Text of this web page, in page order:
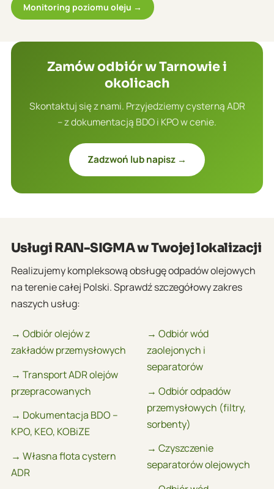
Monitoring poziomu oleju →
Zamów odbiór w Tarnowie i
okolicach
Skontaktuj się z nami. Przyjedziemy cysterną ADR
– z dokumentacją BDO i KPO w cenie.
Zadzwoń lub napisz →
Usługi RAN-SIGMA w Twojej lokalizacji
Realizujemy kompleksową obsługę odpadów olejowych
na terenie całej Polski. Sprawdź szczegółowy zakres
naszych usług:
→ Odbiór olejów z
zakładów przemysłowych
→ Transport ADR olejów
przepracowanych
→ Dokumentacja BDO –
KPO, KEO, KOBiZE
→ Własna flota cystern
ADR
→ Odbiór wód
zaolejonych i
separatorów
→ Odbiór odpadów
przemysłowych (filtry,
sorbenty)
→ Czyszczenie
separatorów olejowych